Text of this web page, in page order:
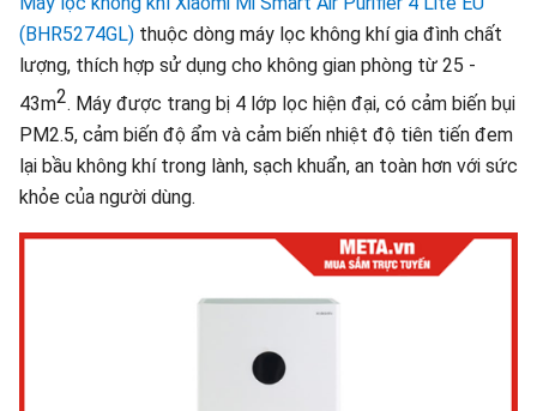
(BHR5274GL) thuộc dòng máy lọc không khí gia đình chất
lượng, thích hợp sử dụng cho không gian phòng từ 25 -
43m2. Máy được trang bị 4 lớp lọc hiện đại, có cảm biến bụi
PM2.5, cảm biến độ ẩm và cảm biến nhiệt độ tiên tiến đem
lại bầu không khí trong lành, sạch khuẩn, an toàn hơn với sức
khỏe của người dùng.